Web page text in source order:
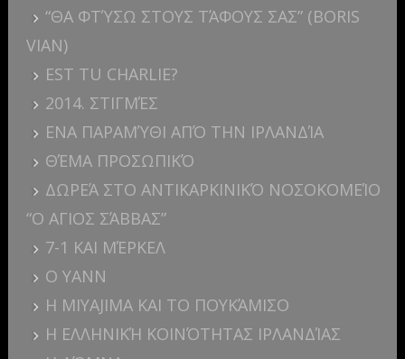
“ΘΑ ΦΤΎΣΩ ΣΤΟΥΣ ΤΆΦΟΥΣ ΣΑΣ” (BORIS
VIAN)
EST TU CHARLIE?
2014. ΣΤΙΓΜΈΣ
ΕΝΑ ΠΑΡΑΜΎΘΙ ΑΠΌ ΤΗΝ ΙΡΛΑΝΔΊΑ
ΘΈΜΑ ΠΡΟΣΩΠΙΚΌ
ΔΩΡΕΆ ΣΤΟ ΑΝΤΙΚΑΡΚΙΝΙΚΌ ΝΟΣΟΚΟΜΕΊΟ
“Ο ΑΓΙΟΣ ΣΆΒΒΑΣ”
7-1 ΚΑΙ ΜΈΡΚΕΛ
Ο YANN
Η MIYAJIMA ΚΑΙ ΤΟ ΠΟΥΚΆΜΙΣΟ
Η ΕΛΛΗΝΙΚΉ ΚΟΙΝΌΤΗΤΑΣ ΙΡΛΑΝΔΊΑΣ